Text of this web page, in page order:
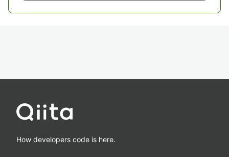
How developers code is here.